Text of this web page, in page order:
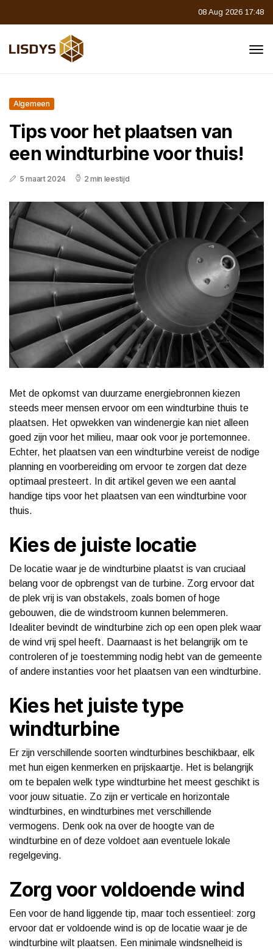
08 Aug 2026 17:48
Algemeen
Tips voor het plaatsen van
een windturbine voor thuis!
5 maart 2024 2 min leestijd
Met de opkomst van duurzame energiebronnen kiezen
steeds meer mensen ervoor om een windturbine thuis te
plaatsen. Het opwekken van windenergie kan niet alleen
goed zijn voor het milieu, maar ook voor je portemonnee.
Echter, het plaatsen van een windturbine vereist de nodige
planning en voorbereiding om ervoor te zorgen dat deze
optimaal presteert. In dit artikel geven we een aantal
handige tips voor het plaatsen van een windturbine voor
thuis.
Kies de juiste locatie
De locatie waar je de windturbine plaatst is van cruciaal
belang voor de opbrengst van de turbine. Zorg ervoor dat
de plek vrij is van obstakels, zoals bomen of hoge
gebouwen, die de windstroom kunnen belemmeren.
Idealiter bevindt de windturbine zich op een open plek waar
de wind vrij spel heeft. Daarnaast is het belangrijk om te
controleren of je toestemming nodig hebt van de gemeente
of andere instanties voor het plaatsen van een windturbine.
Kies het juiste type
windturbine
Er zijn verschillende soorten windturbines beschikbaar, elk
met hun eigen kenmerken en prijskaartje. Het is belangrijk
om te bepalen welk type windturbine het meest geschikt is
voor jouw situatie. Zo zijn er verticale en horizontale
windturbines, en windturbines met verschillende
vermogens. Denk ook na over de hoogte van de
windturbine en of deze voldoet aan eventuele lokale
regelgeving.
Zorg voor voldoende wind
Een voor de hand liggende tip, maar toch essentieel: zorg
ervoor dat er voldoende wind is op de locatie waar je de
windturbine wilt plaatsen. Een minimale windsnelheid is